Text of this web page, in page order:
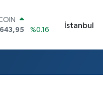
%0.2
İstanbul